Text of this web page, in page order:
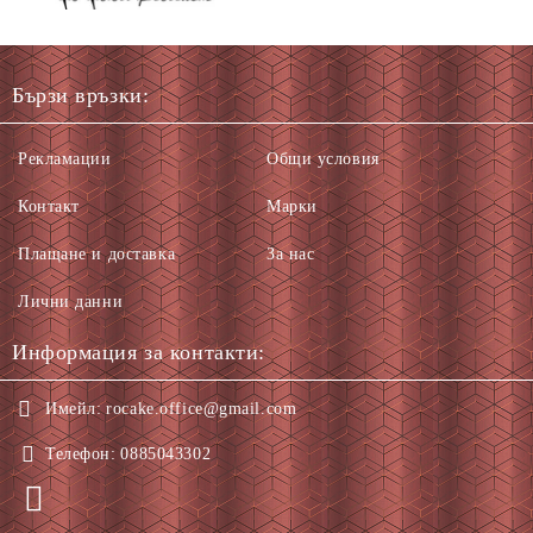
Бързи връзки:
Рекламации
Контакт
Плащане и доставка
Лични данни
Общи условия
Марки
За нас
Информация за контакти:
Имейл: rocake.office@gmail.com
Телефон: 0885043302